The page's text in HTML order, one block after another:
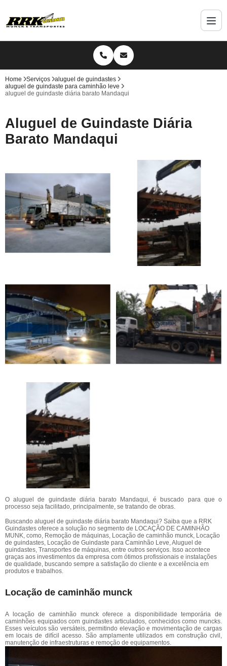
Home Serviços
aluguel de guindastes
aluguel de guindaste para caminhão leve
aluguel de guindaste diária barato Mandaqui
Aluguel de Guindaste Diária
Barato Mandaqui
O aluguel de guindaste diária barato Mandaqui, é buscado para que o
processo seja facilitado, principalmente, se tratando de obras.
Buscando aluguel de guindaste diária barato Mandaqui? Saiba que a RRK
Guindastes oferece a solução no segmento de LOCAÇÃO DE CAMINHÃO
MUNK, como, Remoção de máquinas, Locação de caminhão munck, Locação
de guindastes, Locação de Guindaste para Caminhão Leve, Aluguel de
guindastes, Transportes de máquinas, entre outros serviços. Isso acontece
graças aos investimentos da empresa com ótimos profissionais e instalações
de qualidade, buscando sempre a satisfação do cliente e a excelência em
produtos e trabalhos.
Locação de caminhão munck
A locação de caminhão munck oferece a disponibilidade temporária de
caminhões equipados com guindastes articulados, conhecidos como muncks.
Esses veículos são versáteis, permitindo elevação e movimentação de cargas
em locais de difícil acesso. São amplamente utilizados em construção civil,
manutenção de infraestruturas e remoção de equipamentos.